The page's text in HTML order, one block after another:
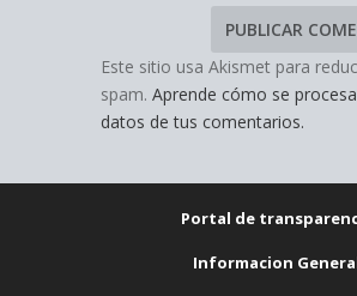
Este sitio usa Akismet para
spam. Aprende cómo se
datos de tus comentarios.
Portal de
Informacion